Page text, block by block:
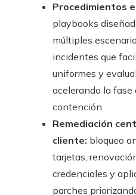
Procedimientos
playbooks
múltiples
incidentes que
uniformes y
acelerando la fase
contención.
Remediación
cliente: bloqueo
tarjetas,
credenciales y
parches